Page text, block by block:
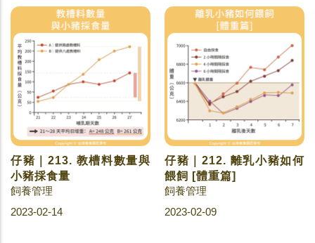
仔豬｜213. 教槽料數量與
小豬採食量
飼養管理
2023-02-14
仔豬｜212. 離乳小豬如何
餵飼 [體重篇]
飼養管理
2023-02-09